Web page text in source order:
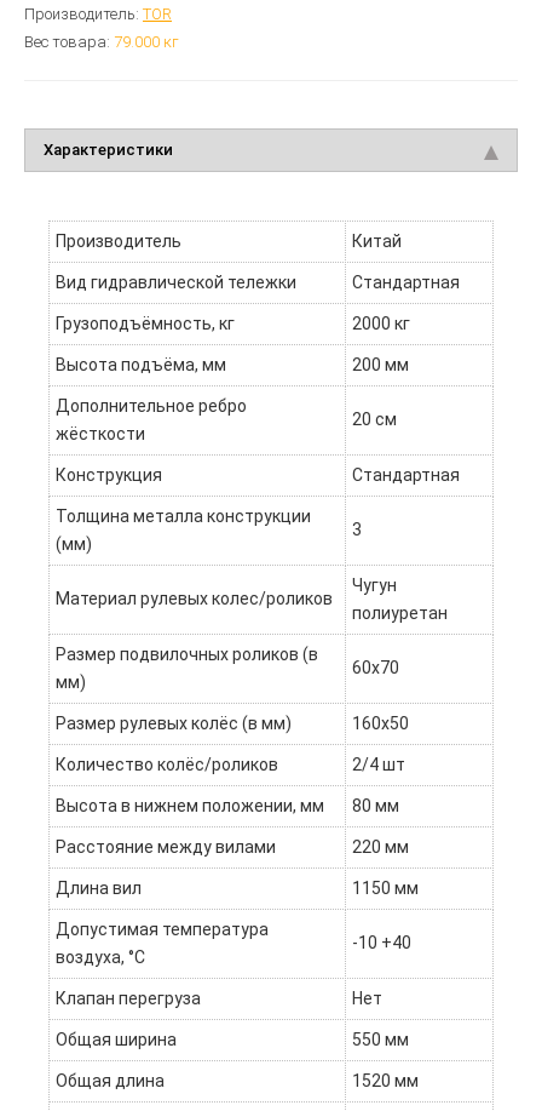
Производитель: TOR
Вес товара: 79.000 кг
Характеристики
Производитель Китай
Вид гидравлической тележки Стандартная
Грузоподъёмность, кг 2000 кг
Высота подъёма, мм 200 мм
Дополнительное ребро
жёсткости
20 см
Конструкция Стандартная
Толщина металла конструкции
(мм)
3
Материал рулевых колес/роликов
Чугун
полиуретан
Размер подвилочных роликов (в
мм)
60х70
Размер рулевых колёс (в мм) 160х50
Количество колёс/роликов 2/4 шт
Высота в нижнем положении, мм 80 мм
Расстояние между вилами 220 мм
Длина вил 1150 мм
Допустимая температура
воздуха, °С
-10 +40
Клапан перегруза Нет
Общая ширина 550 мм
Общая длина 1520 мм